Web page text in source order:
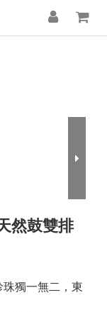
然鼓雙排
獨一無二，東